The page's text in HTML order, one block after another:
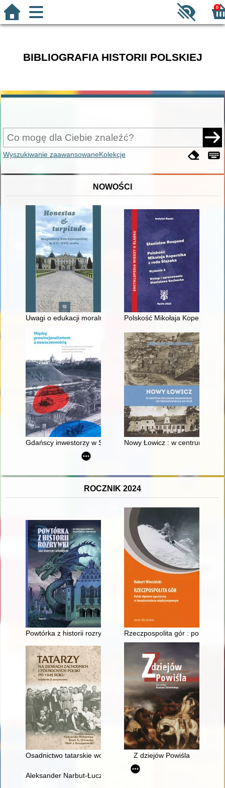
0
BIBLIOGRAFIA HISTORII POLSKIEJ
Wyszukiwanie zaawansowaneKolekcje
NOWOŚCI
Uwagi o edukacji moralnej synów szlacheckich w XVI-
Polskość Mikołaja Kopernika z
Gdańscy inwestorzy w Sopocie : prestiż finansowy i
Nowy Łowicz : w centrum
ROCZNIK 2024
Powtórka z historii rozrywki : szkice historyczne i
Rzeczpospolita gór : polski
Osadnictwo tatarskie wokół Trzcianki po II wojnie światowej
Z dziejów Powiśla
Aleksander Narbut-Łuczyński : generał ze Skierniewic